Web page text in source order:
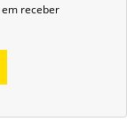
receber